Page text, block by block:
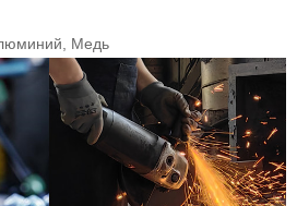
Медь